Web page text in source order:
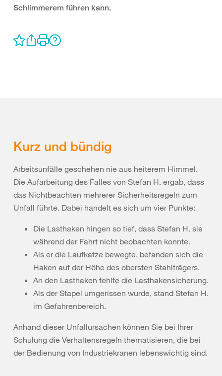
Schlimmerem führen kann.
Kurz und bündig
Arbeitsunfälle geschehen nie aus heiterem Himmel.
Die Aufarbeitung des Falles von Stefan H. ergab, dass
das Nichtbeachten mehrerer Sicherheitsregeln zum
Unfall führte. Dabei handelt es sich um vier Punkte:
Die Lasthaken hingen so tief, dass Stefan H. sie
während der Fahrt nicht beobachten konnte.
Als er die Laufkatze bewegte, befanden sich die
Haken auf der Höhe des obersten Stahlträgers.
An den Lasthaken fehlte die Lasthakensicherung.
Als der Stapel umgerissen wurde, stand Stefan H.
im Gefahrenbereich.
Anhand dieser Unfallursachen können Sie bei Ihrer
Schulung die Verhaltensregeln thematisieren, die bei
der Bedienung von Industriekranen lebenswichtig sind.